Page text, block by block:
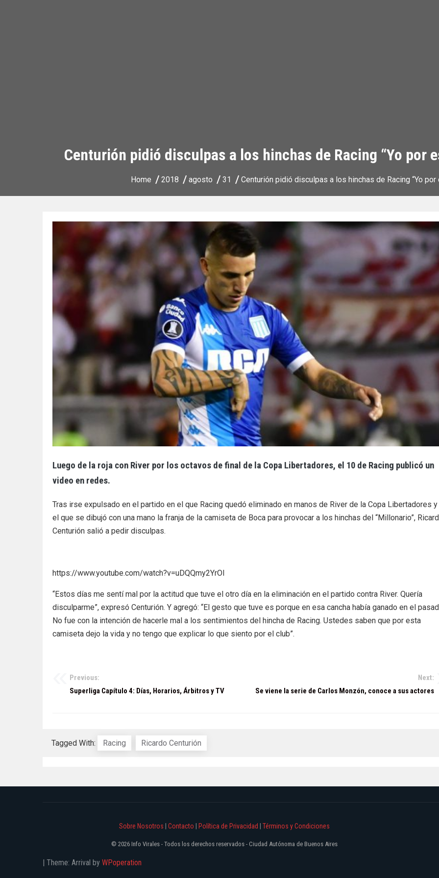
Centurión pidió disculpas a los hinchas de Racing “Yo por
Home 2018 agosto 31 Centurión pidió disculpas a los hinchas de Racing “Yo
Luego de la roja con River por los octavos de final de la Copa Libertadores, el 10 de Racing publicó un
video en redes.
Tras irse expulsado en el partido en el que Racing quedó eliminado en manos de River de la Copa Libertadores y
el que se dibujó con una mano la franja de la camiseta de Boca para provocar a los hinchas del “Millonario”,
Centurión salió a pedir disculpas.
https://www.youtube.com/watch?v=uDQQmy2YrOI
“Estos días me sentí mal por la actitud que tuve el otro día en la eliminación en el partido contra River. Quería
disculparme”, expresó Centurión. Y agregó: “El gesto que tuve es porque en esa cancha había ganado en el
No fue con la intención de hacerle mal a los sentimientos del hincha de Racing. Ustedes saben que por esta
camiseta dejo la vida y no tengo que explicar lo que siento por el club”.
Navegación
Previous:
Superliga Capítulo 4: Días, Horarios, Árbitros y TV
Next:
Se viene la serie de Carlos Monzón, conoce a sus actores
Tagged With: Racing Ricardo Centurión
Sobre Nosotros Contacto Política de Privacidad Términos y Condiciones
© 2026 Info Virales - Todos los derechos reservados - Ciudad Autónoma de Buenos Aires
| Theme: Arrival by WPoperation